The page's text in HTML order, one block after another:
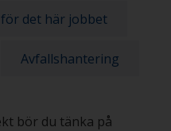
det här jobbet
Avfallshantering
bör du tänka på